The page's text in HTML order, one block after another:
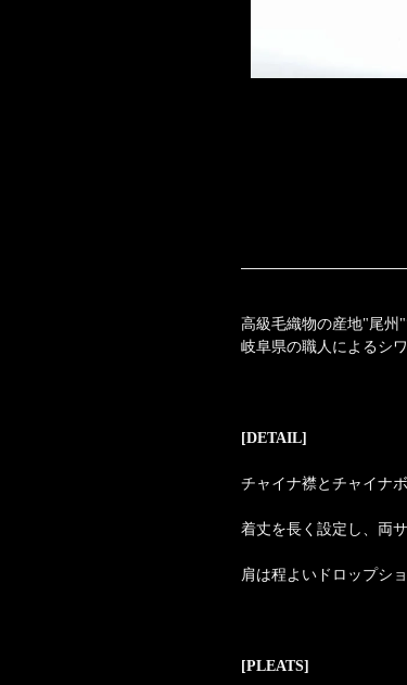
高級毛織物の産地"尾州
岐阜県の職人によるシ
[DETAIL]
チャイナ襟とチャイナ
着丈を長く設定し、両
肩は程よいドロップシ
[PLEATS]